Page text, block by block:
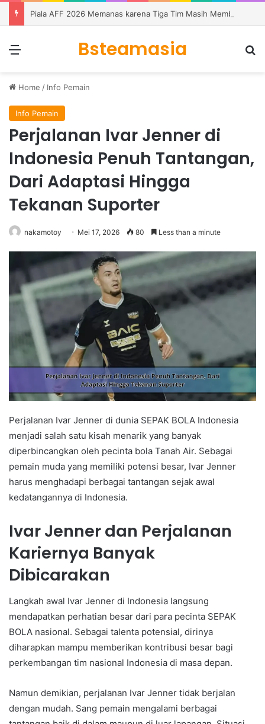
Bsteamasia
Home / Info Pemain
Info Pemain
Perjalanan Ivar Jenner di
Indonesia Penuh Tantangan,
Dari Adaptasi Hingga
Tekanan Suporter
nakamotoy Mei 17, 2026 80 Less than a minute
Perjalanan Ivar Jenner di dunia SEPAK BOLA Indonesia
menjadi salah satu kisah menarik yang banyak
diperbincangkan oleh pecinta bola Tanah Air. Sebagai
pemain muda yang memiliki potensi besar, Ivar Jenner
harus menghadapi berbagai tantangan sejak awal
kedatangannya di Indonesia.
Ivar Jenner dan Perjalanan
Kariernya Banyak
Dibicarakan
Langkah awal Ivar Jenner di Indonesia langsung
mendapatkan perhatian besar dari para pecinta SEPAK
BOLA nasional. Sebagai talenta potensial, dirinya
diharapkan mampu memberikan kontribusi besar bagi
perkembangan tim nasional Indonesia di masa depan.
Namun demikian, perjalanan Ivar Jenner tidak berjalan
dengan mudah. Sang pemain mengalami berbagai